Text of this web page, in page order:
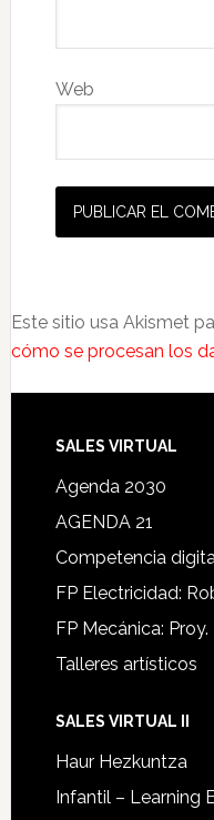
Web
Este sitio usa Akismet
cómo se procesan los
SALES VIRTUAL
Agenda 2030
AGENDA 21
Competencia
FP Electricidad:
FP Mecánica:
Talleres artísticos
SALES VIRTUAL II
Haur Hezkuntza
Infantil – Learning